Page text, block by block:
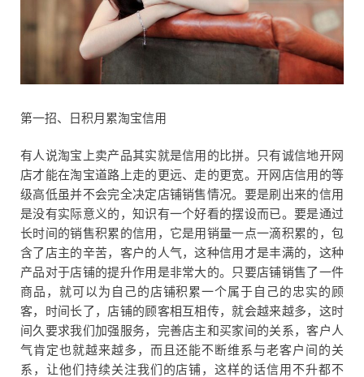
第一招、日积月累淘宝信用
有人说淘宝上卖产品其实就是信用的比拼。只有诚信地开网
店才能在淘宝道路上走的更远、走的更宽。开网店信用的等
级高低虽并不会完全决定店铺销售情况。要是刷出来的信用
是没有实际意义的，知识有一个好看的摆设而已。要是通过
长时间的销售积累的信用，它是用销量一点一滴积累的，包
含了店主的辛苦，客户的人气，这种信用才是丰满的，这种
产品对于店铺的提升作用是非常大的。只要店铺销售了一件
商品，就可以为自己的店铺积累一个属于自己的忠实的顾
客，时间长了，店铺的顾客相互相传，就会越来越多，这时
间久要求我们加强服务，完善店主和买家间的关系，客户人
气肯定也就越来越多，而且还能不断维系与老客户间的关
系，让他们持续关注我们的店铺，这样的话信用不升都不